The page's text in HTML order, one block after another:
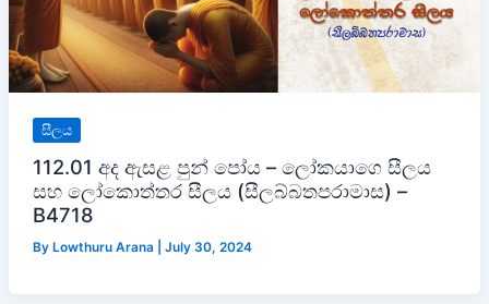
සීලය
112.01 අද ඇසළ පුන් පෝය – ලෝකයාගෙ සීලය
සහ ලෝකොත්තර සීලය (සීලබ්බතපරාමාස) –
B4718
By Lowthuru Arana July 30, 2024